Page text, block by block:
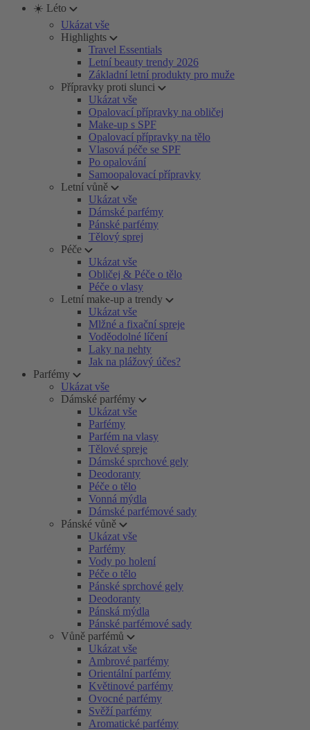
☀️ Léto
Ukázat vše
Highlights
Travel Essentials
Letní beauty trendy 2026
Základní letní produkty pro muže
Přípravky proti slunci
Ukázat vše
Opalovací přípravky na obličej
Make-up s SPF
Opalovací přípravky na tělo
Vlasová péče se SPF
Po opalování
Samoopalovací přípravky
Letní vůně
Ukázat vše
Dámské parfémy
Pánské parfémy
Tělový sprej
Péče
Ukázat vše
Obličej & Péče o tělo
Péče o vlasy
Letní make-up a trendy
Ukázat vše
Mlžné a fixační spreje
Voděodolné líčení
Laky na nehty
Jak na plážový účes?
Parfémy
Ukázat vše
Dámské parfémy
Ukázat vše
Parfémy
Parfém na vlasy
Tělové spreje
Dámské sprchové gely
Deodoranty
Péče o tělo
Vonná mýdla
Dámské parfémové sady
Pánské vůně
Ukázat vše
Parfémy
Vody po holení
Péče o tělo
Pánské sprchové gely
Deodoranty
Pánská mýdla
Pánské parfémové sady
Vůně parfémů
Ukázat vše
Ambrové parfémy
Orientální parfémy
Květinové parfémy
Ovocné parfémy
Svěží parfémy
Aromatické parfémy